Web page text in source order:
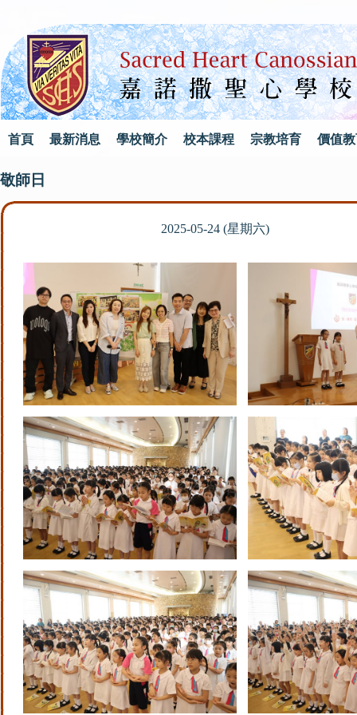
首頁 最新消息 學校簡介 校本課程 宗教培育 價值
敬師日
2025-05-24 (星期六)